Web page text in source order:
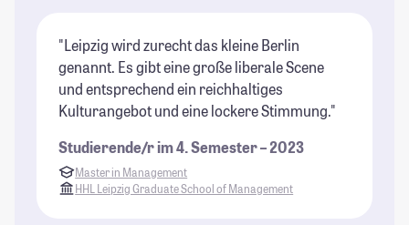
"Leipzig wird zurecht das kleine Berlin
genannt. Es gibt eine große liberale Scene
und entsprechend ein reichhaltiges
Kulturangebot und eine lockere Stimmung."
Studierende/r im 4. Semester – 2023
Master in Management
HHL Leipzig Graduate School of Management